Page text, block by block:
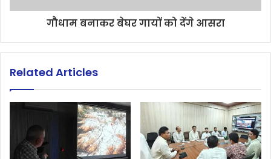
गौधाम बनाकर बेघर गायों को देंगे आसरा
Related Articles